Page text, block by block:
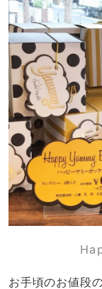
お手頃のお値段